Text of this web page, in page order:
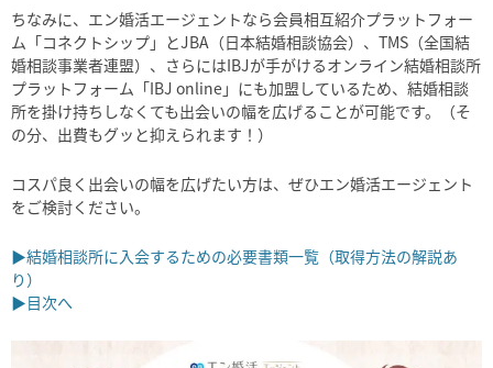
ちなみに、エン婚活エージェントなら会員相互紹介プラットフォー
ム「コネクトシップ」とJBA（日本結婚相談協会）、TMS（全国結
婚相談事業者連盟）、さらにはIBJが手がけるオンライン結婚相談所
プラットフォーム「IBJ online」にも加盟しているため、結婚相談
所を掛け持ちしなくても出会いの幅を広げることが可能です。（そ
の分、出費もグッと抑えられます！）
コスパ良く出会いの幅を広げたい方は、ぜひエン婚活エージェント
をご検討ください。
▶結婚相談所に入会するための必要書類一覧（取得方法の解説あ
り）
▶目次へ